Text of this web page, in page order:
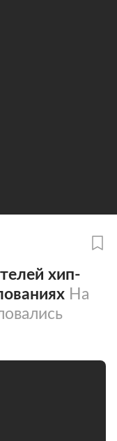
хип-
На